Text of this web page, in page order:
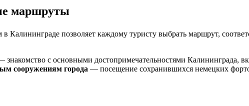
маршруты
в Калининграде позволяет каждому туристу выбрать маршрут,
знакомство с основными достопримечательностями Калининграда,
сооружениям города — посещение сохранившихся немецких